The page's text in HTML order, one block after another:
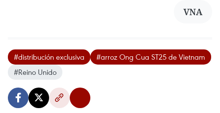
VNA
#distribución exclusiva
#arroz Ong Cua ST25 de Vietnam
#Reino Unido